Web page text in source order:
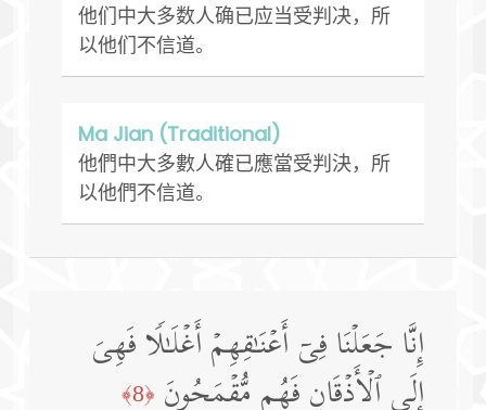
他们中大多数人确已应当受判决，所
以他们不信道。
Ma Jian (Traditional)
他們中大多數人確已應當受判決，所
以他們不信道。
إِنَّا جَعَلۡنَا فِیۤ أَعۡنَـٰقِهِمۡ أَغۡلَـٰلࣰا فَهِیَ
إِلَى ٱلۡأَذۡقَانِ فَهُم مُّقۡمَحُونَ ﴿8﴾